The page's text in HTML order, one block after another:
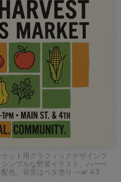
ット用グラフィックデザインフ
ンプルな野菜イラスト、ハーベ
色、背景はベタ塗り --ar 4:3